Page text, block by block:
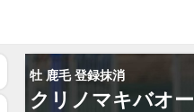
牡 鹿毛 登録抹消
クリノマキバオー